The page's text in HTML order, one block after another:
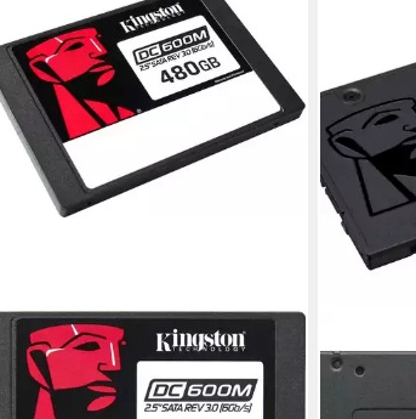
KINGSTON
DC600M SATA SSD für Server und
Workstations interne SSD
ab 399,00 €